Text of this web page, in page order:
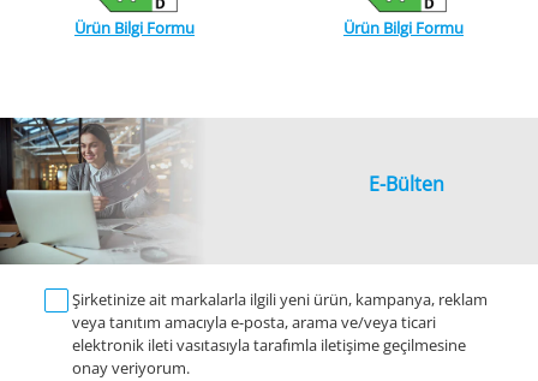
Ürün Bilgi Formu Ürün Bilgi Formu
E-Bülten
Şirketinize ait markalarla ilgili yeni ürün, kampanya, reklam
veya tanıtım amacıyla e-posta, arama ve/veya ticari
elektronik ileti vasıtasıyla tarafımla iletişime geçilmesine
onay veriyorum.